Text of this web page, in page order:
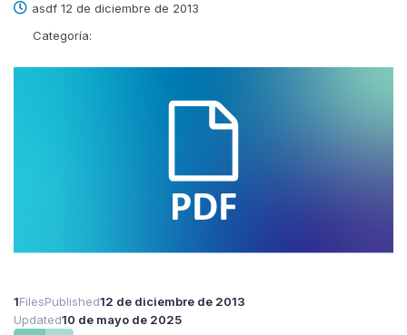
asdf 12 de diciembre de 2013
Categoría:
1FilesPublished12 de diciembre de 2013
Updated10 de mayo de 2025